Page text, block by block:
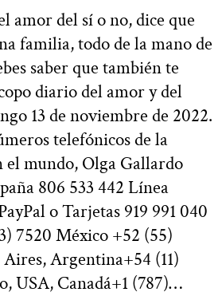
amor del sí o no, dice que
familia, todo de la mano de
saber que también te
diario del amor y del
13 de noviembre de 2022.
telefónicos de la
el mundo, Olga Gallardo
806 533 442 Línea
o Tarjetas 919 991 040
7520 México +52 (55)
Argentina+54 (11)
USA, Canadá+1 (787)…